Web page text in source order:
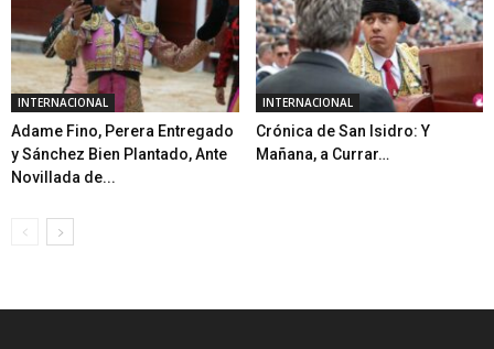
INTERNACIONAL
Adame Fino, Perera Entregado
y Sánchez Bien Plantado, Ante
Novillada de...
INTERNACIONAL
Crónica de San Isidro: Y
Mañana, a Currar…